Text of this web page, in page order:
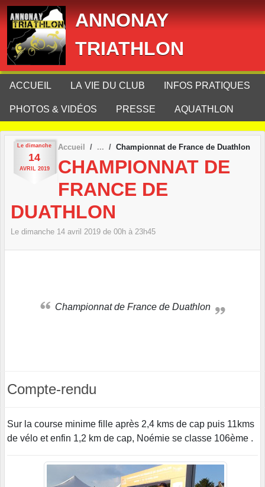
ANNONAY
TRIATHLON
ACCUEIL LA VIE DU CLUB INFOS PRATIQUES
PHOTOS & VIDÉOS PRESSE AQUATHLON
Le dimanche
14
AVRIL 2019
Accueil Championnat de France de Duathlon
CHAMPIONNAT DE
FRANCE DE
DUATHLON
Le dimanche 14 avril 2019 de 00h à 23h45
Championnat de France de Duathlon
Compte-rendu
Sur la course minime fille après 2,4 kms de cap puis 11kms
de vélo et enfin 1,2 km de cap, Noémie se classe 106ème .
Panneau de gestion des cookies